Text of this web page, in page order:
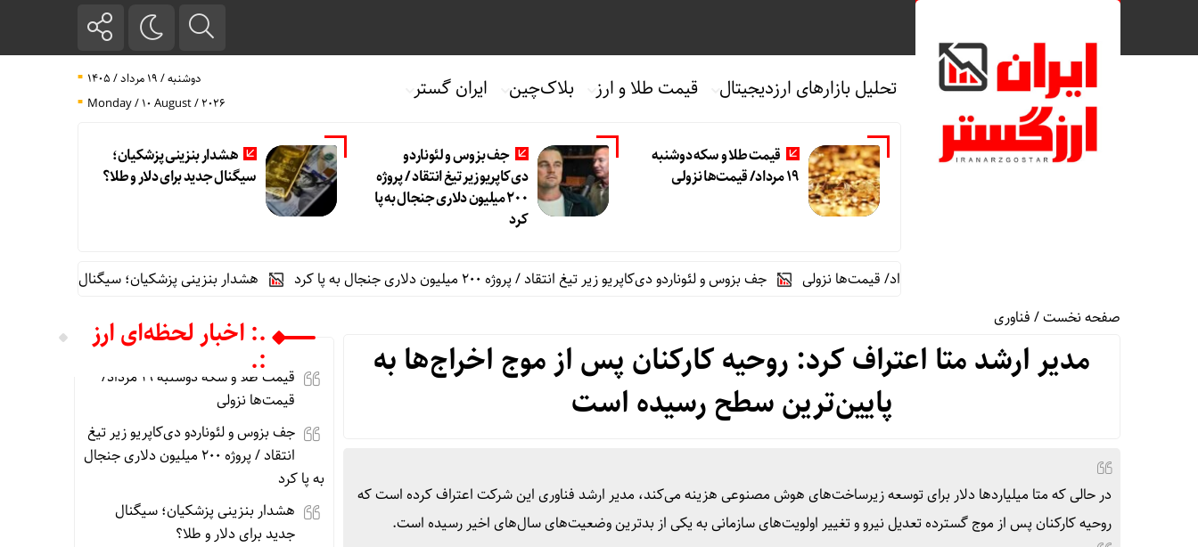
تحلیل بازارهای ارزدیجیتال قیمت طلا و ارز بلاک‌چین ایران گستر
دوشنبه / ۱۹ مرداد / ۱۴۰۵
Monday / 10 August / 2026
قیمت طلا و سکه دوشنبه
19 مرداد/ قیمت‌ها نزولی
جف بزوس و لئوناردو
دی‌کاپریو زیر تیغ انتقاد / پروژه
۲۰۰ میلیون دلاری جنجال به پا
کرد
هشدار بنزینی پزشکیان؛
سیگنال جدید برای دلار و طلا؟
جف بزوس و لئوناردو دی‌کاپریو زیر تیغ انتقاد / پروژه ۲۰۰ میلیون دلاری جنجال به پا کرد
هشدار بنزینی پزشکیان؛ سیگنال جدید برای دلار و طلا؟
صفحه نخست/فناوری
مدیر ارشد متا اعتراف کرد: روحیه کارکنان پس از موج اخراج‌ها به
پایین‌ترین سطح رسیده است
در حالی که متا میلیاردها دلار برای توسعه زیرساخت‌های هوش مصنوعی هزینه می‌کند، مدیر ارشد فناوری این شرکت اعتراف کرده است که
روحیه کارکنان پس از موج گسترده تعدیل نیرو و تغییر اولویت‌های سازمانی به یکی از بدترین وضعیت‌های سال‌های اخیر رسیده است.
.: اخبار لحظه‌ای ارز
:.
قیمت طلا و سکه دوشنبه 19 مرداد/
قیمت‌ها نزولی
جف بزوس و لئوناردو دی‌کاپریو زیر تیغ
انتقاد / پروژه ۲۰۰ میلیون دلاری جنجال
به پا کرد
هشدار بنزینی پزشکیان؛ سیگنال
جدید برای دلار و طلا؟